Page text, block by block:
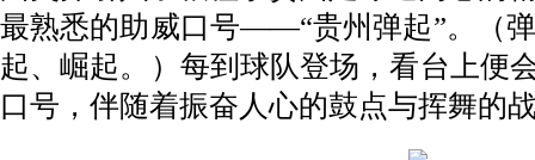
最熟悉的助威口号——“贵州弹起”。（
起、崛起。）每到球队登场，看台上便
口号，伴随着振奋人心的鼓点与挥舞的